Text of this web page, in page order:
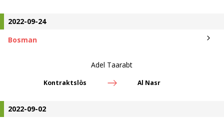
2022-09-24
Bosman
Adel Taarabt
Kontraktslös Al Nasr
2022-09-02